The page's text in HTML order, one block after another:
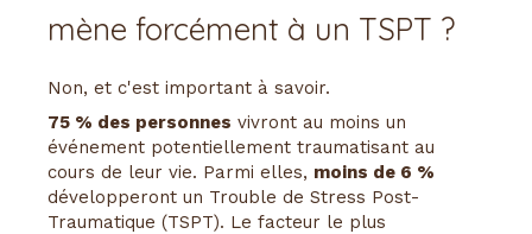
mène forcément à un TSPT ?
Non, et c'est important à savoir.
75 % des personnes vivront au moins un
événement potentiellement traumatisant au
cours de leur vie. Parmi elles, moins de 6 %
développeront un Trouble de Stress Post-
Traumatique (TSPT). Le facteur le plus